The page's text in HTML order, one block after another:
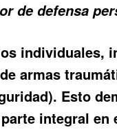
de defensa
individuales,
armas
Esto
integral